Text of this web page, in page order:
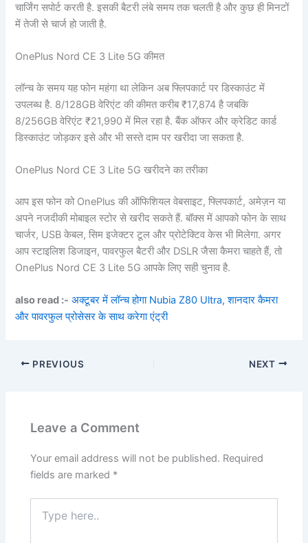
चार्जिंग सपोर्ट करती है. इसकी बैटरी लंबे समय तक चलती है और कुछ ही मिनटों
में तेजी से चार्ज हो जाती है.
OnePlus Nord CE 3 Lite 5G कीमत
लॉन्च के समय यह फोन महंगा था लेकिन अब फ्लिपकार्ट पर डिस्काउंट में
उपलब्ध है. 8/128GB वेरिएंट की कीमत करीब ₹17,874 है जबकि
8/256GB वेरिएंट ₹21,990 में मिल रहा है. बैंक ऑफर और क्रेडिट कार्ड
डिस्काउंट जोड़कर इसे और भी सस्ते दाम पर खरीदा जा सकता है.
OnePlus Nord CE 3 Lite 5G खरीदने का तरीका
आप इस फोन को OnePlus की ऑफिशियल वेबसाइट, फ्लिपकार्ट, अमेज़न या
अपने नजदीकी मोबाइल स्टोर से खरीद सकते हैं. बॉक्स में आपको फोन के साथ
चार्जर, USB केबल, सिम इजेक्टर टूल और प्रोटेक्टिव केस भी मिलेगा. अगर
आप स्टाइलिश डिजाइन, पावरफुल बैटरी और DSLR जैसा कैमरा चाहते हैं, तो
OnePlus Nord CE 3 Lite 5G आपके लिए सही चुनाव है.
also read :- अक्टूबर में लॉन्च होगा Nubia Z80 Ultra, शानदार कैमरा
और पावरफुल प्रोसेसर के साथ करेगा एंट्री
PREVIOUS NEXT
Leave a Comment
Your email address will not be published. Required
fields are marked *
here..